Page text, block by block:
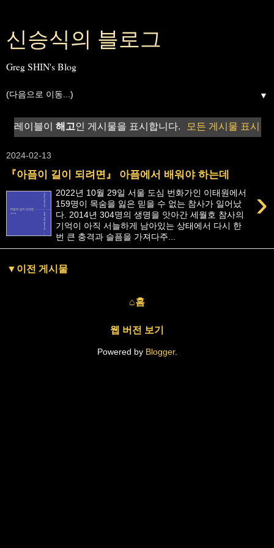
신승식의 블로그
Greg SHIN's Blog
▼
레이블이 해고인 게시물을 표시합니다. 모든 게시물 표시
2024-02-13
『아픔이 길이 되려면』 아픔에서 배워야 하는데
›
2022년 10월 29일 서울 도심 번화가인 이태원에서
159명이 목숨을 잃은 믿을 수 없는 참사가 일어났
다. 2014년 304명의 생명을 앗아간 세월호 참사의
기억이 아직 서늘하게 남아있는 상태에서 다시 한
번 큰 충격과 슬픔을 가져다주...
▼이전 게시물
⌂홈
웹 버전 보기
Powered by Blogger.